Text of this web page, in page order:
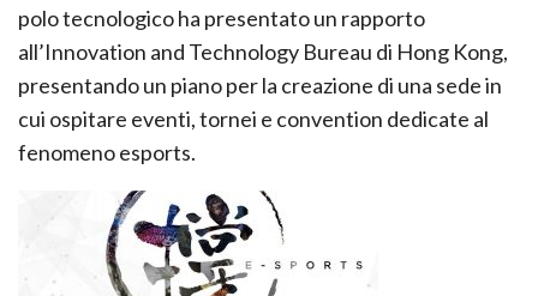
polo tecnologico ha presentato un rapporto
all’Innovation and Technology Bureau di Hong Kong,
presentando un piano per la creazione di una sede in
cui ospitare eventi, tornei e convention dedicate al
fenomeno esports.